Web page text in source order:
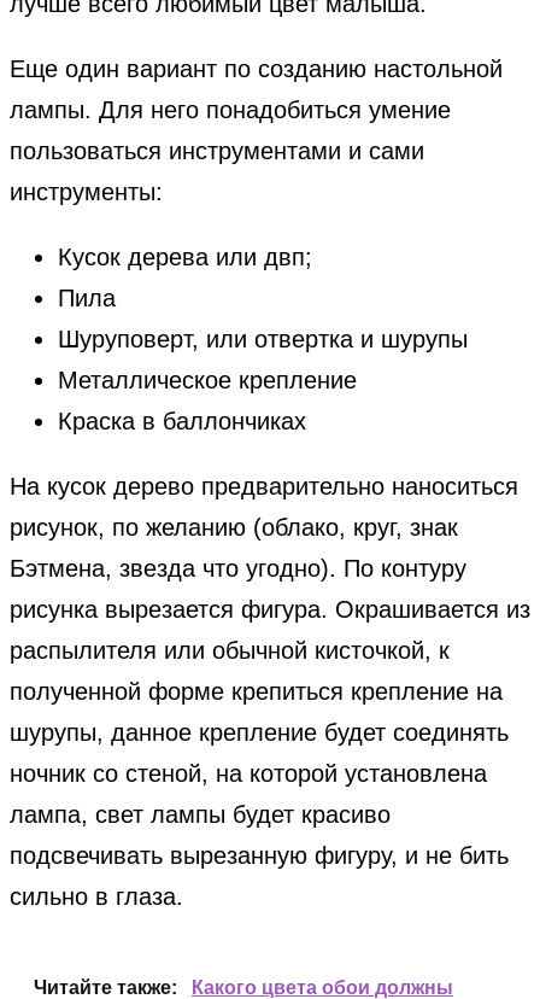
Еще один вариант по созданию настольной
лампы. Для него понадобиться умение
пользоваться инструментами и сами
инструменты:
Кусок дерева или двп;
Пила
Шуруповерт, или отвертка и шурупы
Металлическое крепление
Краска в баллончиках
На кусок дерево предварительно наноситься
рисунок, по желанию (облако, круг, знак
Бэтмена, звезда что угодно). По контуру
рисунка вырезается фигура. Окрашивается из
распылителя или обычной кисточкой, к
полученной форме крепиться крепление на
шурупы, данное крепление будет соединять
ночник со стеной, на которой установлена
лампа, свет лампы будет красиво
подсвечивать вырезанную фигуру, и не бить
сильно в глаза.
Читайте также:
Какого цвета обои должны